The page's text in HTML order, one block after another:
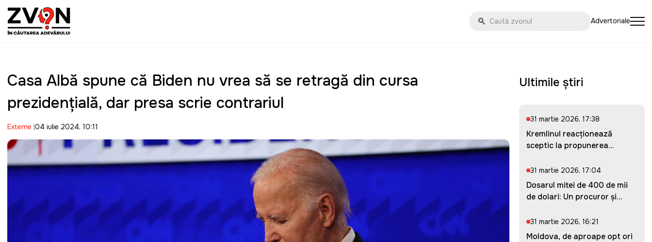
Advertoriale
Casa Albă spune că Biden nu vrea să se retragă din cursa
prezidențială, dar presa scrie contrariul
Externe 04 iulie 2024, 10:11
Ultimile știri
31 martie 2026, 17:38
Kremlinul reacționează
sceptic la propunerea
31 martie 2026, 17:04
Dosarul mitei de 400 de mii
de dolari: Un procuror și...
31 martie 2026, 16:21
Moldova, de aproape opt ori